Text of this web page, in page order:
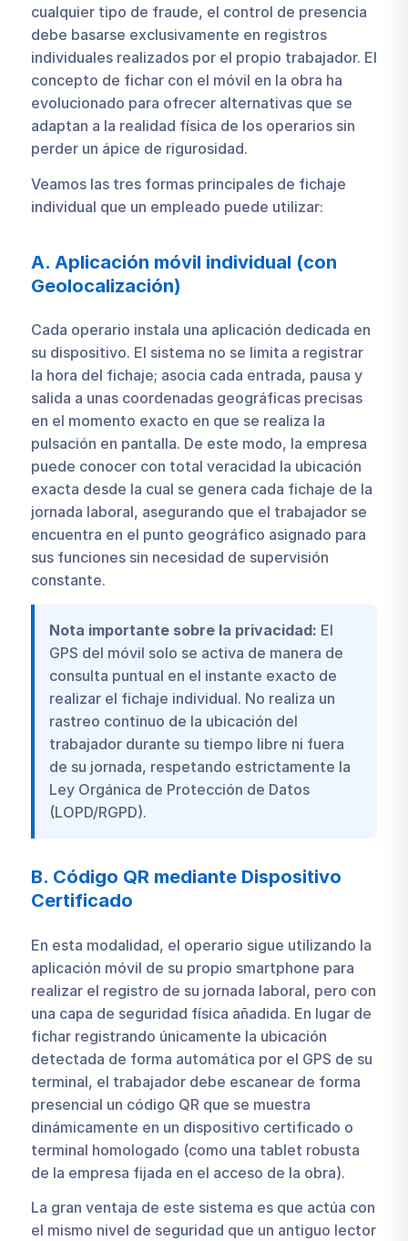
cualquier tipo de fraude, el control de presencia
debe basarse exclusivamente en registros
individuales realizados por el propio trabajador. El
concepto de fichar con el móvil en la obra ha
evolucionado para ofrecer alternativas que se
adaptan a la realidad física de los operarios sin
perder un ápice de rigurosidad.
Veamos las tres formas principales de fichaje
individual que un empleado puede utilizar:
A. Aplicación móvil individual (con
Geolocalización)
Cada operario instala una aplicación dedicada en
su dispositivo. El sistema no se limita a registrar
la hora del fichaje; asocia cada entrada, pausa y
salida a unas coordenadas geográficas precisas
en el momento exacto en que se realiza la
pulsación en pantalla. De este modo, la empresa
puede conocer con total veracidad la ubicación
exacta desde la cual se genera cada fichaje de la
jornada laboral, asegurando que el trabajador se
encuentra en el punto geográfico asignado para
sus funciones sin necesidad de supervisión
constante.
Nota importante sobre la privacidad: El
GPS del móvil solo se activa de manera de
consulta puntual en el instante exacto de
realizar el fichaje individual. No realiza un
rastreo continuo de la ubicación del
trabajador durante su tiempo libre ni fuera
de su jornada, respetando estrictamente la
Ley Orgánica de Protección de Datos
(LOPD/RGPD).
B. Código QR mediante Dispositivo
Certificado
En esta modalidad, el operario sigue utilizando la
aplicación móvil de su propio smartphone para
realizar el registro de su jornada laboral, pero con
una capa de seguridad física añadida. En lugar de
fichar registrando únicamente la ubicación
detectada de forma automática por el GPS de su
terminal, el trabajador debe escanear de forma
presencial un código QR que se muestra
dinámicamente en un dispositivo certificado o
terminal homologado (como una tablet robusta
de la empresa fijada en el acceso de la obra).
La gran ventaja de este sistema es que actúa con
el mismo nivel de seguridad que un antiguo lector